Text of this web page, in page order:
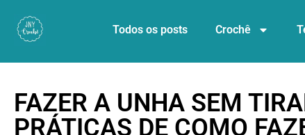
Todos os posts Crochê
FAZER A UNHA SEM
PRÁTICAS DE COMO